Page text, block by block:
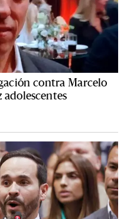
contra Marcelo